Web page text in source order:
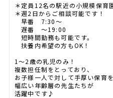
＊定員12名の駅近の小規模保育
＊週2日からご相談可能です！
早番 7:30～
遅番 ～19:00
短時間勤務も可能です。
扶養内希望の方もOK！
1～2歳の乳児のみ！
複数担任制をとっており、
お子様一人で対して手厚い保育を
幅広い年齢層の先生たちが
活躍中です♪